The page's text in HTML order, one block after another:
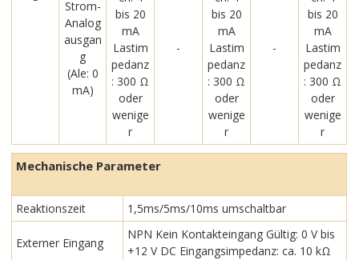
Strom-
Analog
ausgan
g
(Ale: 0
mA)
bis 20
mA
Lastim
pedanz
: 300 Ω
oder
wenige
r
-
bis 20
mA
Lastim
pedanz
: 300 Ω
oder
wenige
r
-
bis 20
mA
Lastim
pedanz
: 300 Ω
oder
wenige
r
Mechanische Parameter
Reaktionszeit 1,5ms/5ms/10ms umschaltbar
Externer Eingang
NPN Kein Kontakteingang Gültig: 0 V bis
+12 V DC Eingangsimpedanz: ca. 10 kΩ